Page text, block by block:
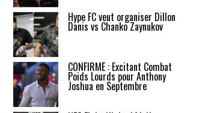
Hype FC veut organiser Dillon
Danis vs Chanko Zaynukov
CONFIRMÉ : Excitant Combat
Poids Lourds pour Anthony
Joshua en Septembre